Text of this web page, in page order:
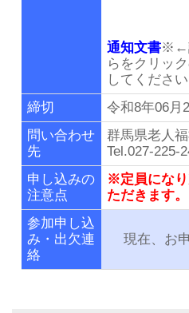
通知文書※←
らをクリッ
してください
締切
令和8年06月
問い合わせ
先
群馬県老人
Tel.027-225-
申し込みの
注意点
※定員にな
ただきます。
参加申し込
み・出欠連
絡
現在、お